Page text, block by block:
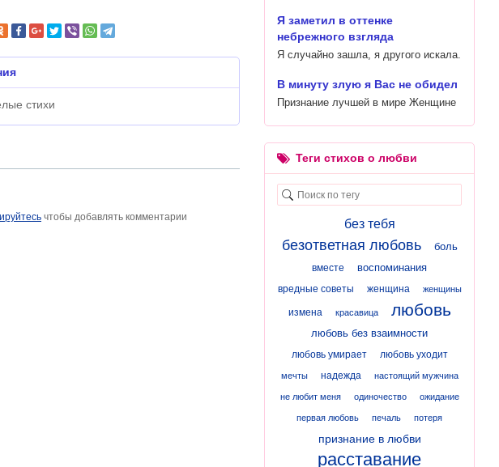
стихи
чтобы добавлять комментарии
Я заметил в оттенке
небрежного взгляда
Я случайно зашла, я другого искала.
В минуту злую я Вас не обидел
Признание лучшей в мире Женщине
Теги стихов о любви
без тебя
безответная любовь боль
вместе воспоминания
вредные советы женщина женщины
измена красавица любовь
любовь без взаимности
любовь умирает любовь уходит
мечты надежда настоящий мужчина
не любит меня одиночество ожидание
первая любовь печаль потеря
признание в любви
расставание